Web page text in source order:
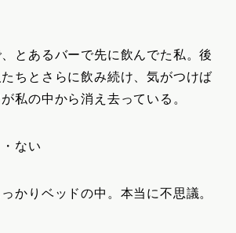
とあるバーで先に飲んでた私。後
ちとさらに飲み続け、気がつけば
私の中から消え去っている。
ない
かりベッドの中。本当に不思議。